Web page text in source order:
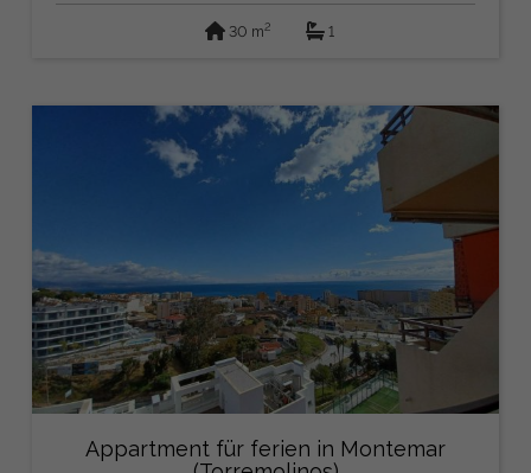
30 m2 1
Appartment für ferien in Montemar